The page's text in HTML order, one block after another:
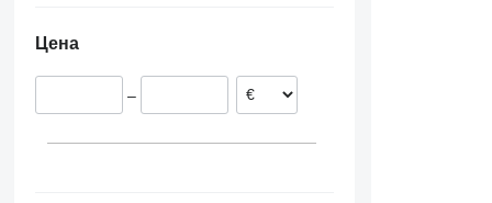
Италия
Испания
Цена
–